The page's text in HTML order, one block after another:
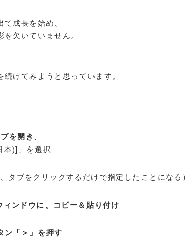
成長を始め、
欠いていません。
けてみようと思っています。
を開き
)]」を選択
タブをクリックするだけで指定したことになる）
ンドウに、コピー＆貼り付け
ン「＞」を押す